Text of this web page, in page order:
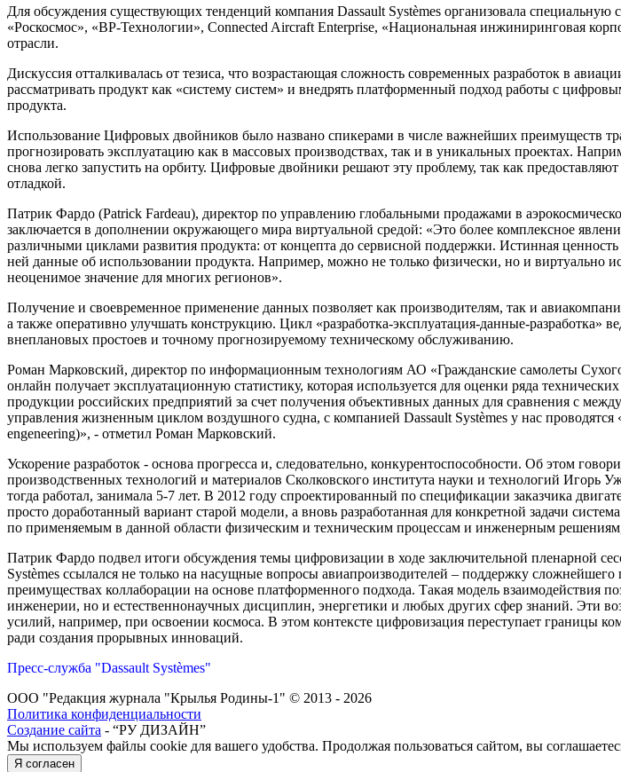
Для обсуждения существующих тенденций компания Dassault Systèmes организовала
«Роскосмос», «ВР-Технологии», Connected Aircraft Enterprise, «Национальная инжиниринговая
отрасли.
Дискуссия отталкивалась от тезиса, что возрастающая сложность современных разработок в
рассматривать продукт как «систему систем» и внедрять платформенный подход работы с
продукта.
Использование Цифровых двойников было названо спикерами в числе важнейших преимуществ
прогнозировать эксплуатацию как в массовых производствах, так и в уникальных проектах.
снова легко запустить на орбиту. Цифровые двойники решают эту проблему, так как
отладкой.
Патрик Фардо (Patrick Fardeau), директор по управлению глобальными продажами в
заключается в дополнении окружающего мира виртуальной средой: «Это более комплексное
различными циклами развития продукта: от концепта до сервисной поддержки. Истинная
ней данные об использовании продукта. Например, можно не только физически, но и виртуально
неоценимое значение для многих регионов».
Получение и своевременное применение данных позволяет как производителям, так и
а также оперативно улучшать конструкцию. Цикл «разработка-эксплуатация-данные-
внеплановых простоев и точному прогнозируемому техническому обслуживанию.
Роман Марковский, директор по информационным технологиям АО «Гражданские самолеты
онлайн получает эксплуатационную статистику, которая используется для оценки ряда
продукции российских предприятий за счет получения объективных данных для сравнения с
управления жизненным циклом воздушного судна, с компанией Dassault Systèmes у нас
engeneering)», - отметил Роман Марковский.
Ускорение разработок - основа прогресса и, следовательно, конкурентоспособности. Об этом
производственных технологий и материалов Сколковского института науки и технологий
тогда работал, занимала 5-7 лет. В 2012 году спроектированный по спецификации заказчика
просто доработанный вариант старой модели, а вновь разработанная для конкретной задачи
по применяемым в данной области физическим и техническим процессам и инженерным
Патрик Фардо подвел итоги обсуждения темы цифровизации в ходе заключительной пленарной
Systèmes ссылался не только на насущные вопросы авиапроизводителей – поддержку
преимуществах коллаборации на основе платформенного подхода. Такая модель взаимодействия
инженерии, но и естественнонаучных дисциплин, энергетики и любых других сфер знаний. Эти
усилий, например, при освоении космоса. В этом контексте цифровизация переступает границы
ради создания прорывных инноваций.
Пресс-служба "Dassault Systèmes"
ООО "Редакция журнала "Крылья Родины-1" © 2013 - 2026
Политика конфиденциальности
Создание сайта - “РУ ДИЗАЙН”
Мы используем файлы cookie для вашего удобства. Продолжая пользоваться сайтом, вы
Я согласен